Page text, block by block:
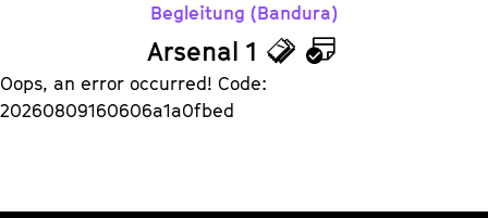
Begleitung (Bandura)
Arsenal 1
T
K
Oops, an error occurred! Code:
20260809160606a1a0fbed